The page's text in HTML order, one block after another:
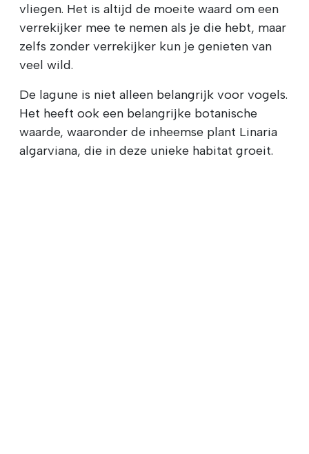
vliegen. Het is altijd de moeite waard om een
verrekijker mee te nemen als je die hebt, maar
zelfs zonder verrekijker kun je genieten van
veel wild.
De lagune is niet alleen belangrijk voor vogels.
Het heeft ook een belangrijke botanische
waarde, waaronder de inheemse plant Linaria
algarviana, die in deze unieke habitat groeit.